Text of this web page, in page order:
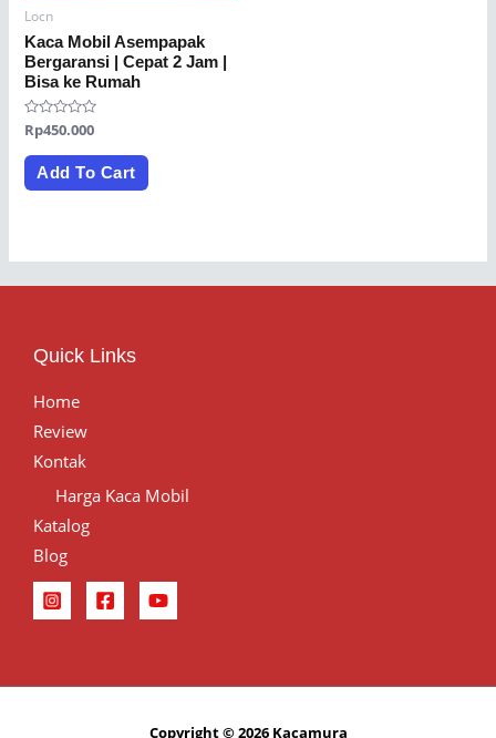
Locn
Kaca Mobil Asempapak
Bergaransi | Cepat 2 Jam |
Bisa ke Rumah
Rated
0
out
Rp450.000
Add To Cart
Quick Links
Home
Review
Kontak
Harga Kaca Mobil
Katalog
Blog
Copyright © 2026 Kacamura